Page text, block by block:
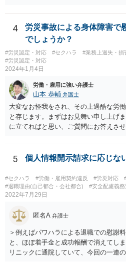
勝ち負けは、法律構成に必要な事実の
す。その意味では「無益的記載事項
い主張で、過度に攻撃的な文章ですか
全くない事項です。 こういったこと
ルーする方が印象はよいのが普通です。
4
労災事故による身体障害で
でしょうか？
#労災認定・対応 #セクハラ #業務上過失・損
#労災認定・対応
2024年1月4日
労働・雇用に強い弁護士
山本 恭輔 弁護士
大変なお怪我をされ、その上過酷な労
と存じます。まずはお見舞い申し上げ
に立てればと思い、ご質問にお答えさ
我に関しては労災保険からの給付や会
に関しては未払残業代の支払が受けら
様々な事情のヒアリングや証拠資料の
方針の検討も含め、一度面談にて法律
ます。
5 個人情報開示請求に応じな
#セクハラ #労働・雇用契約違反 #労災対応
#退職理由(自己都合・会社都合)
#安全配慮義務
2022年7月29日
匿名A 弁護士
＞例えばパワハラによる退職での慰謝
と、ほぼ着手金と成功報酬で消えてし
リニックに通院していて、今回の一連